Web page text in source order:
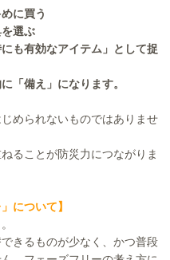
に買う
選ぶ
も有効なアイテム」として捉
「備え」になります。
められないものではありませ
ることが防災力につながりま
について】
きるものが少なく、かつ普段